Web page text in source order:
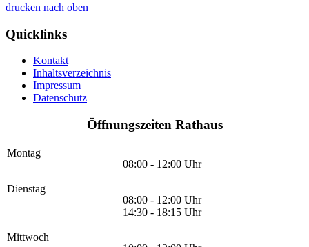
drucken nach oben
Quicklinks
Kontakt
Inhaltsverzeichnis
Impressum
Datenschutz
Öffnungszeiten Rathaus
Montag
08:00 - 12:00 Uhr
Dienstag
08:00 - 12:00 Uhr
14:30 - 18:15 Uhr
Mittwoch